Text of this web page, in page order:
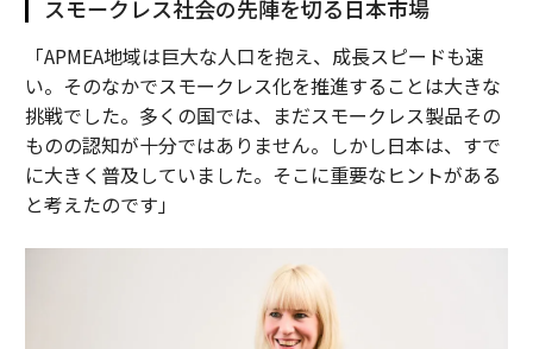
スモークレス社会の先陣を切る日本市場
「APMEA地域は巨大な人口を抱え、成長スピードも速
い。そのなかでスモークレス化を推進することは大きな
挑戦でした。多くの国では、まだスモークレス製品その
ものの認知が十分ではありません。しかし日本は、すで
に大きく普及していました。そこに重要なヒントがある
と考えたのです」